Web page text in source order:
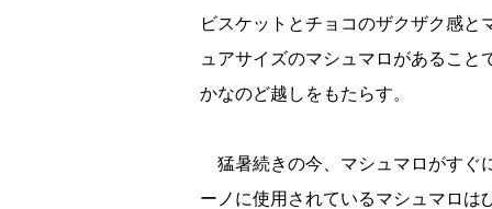
ビスケットとチョコのザクザク感と
ュアサイズのマシュマロがあるこ
かなのど越しをもたらす。
猛暑続きの今、マシュマロがすぐ
ーノに使用されているマシュマロは